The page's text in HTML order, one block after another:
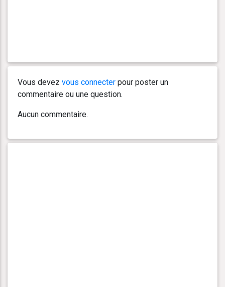
Vous devez vous connecter pour poster un
commentaire ou une question.
Aucun commentaire.